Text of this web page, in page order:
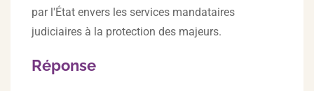
par l'État envers les services mandataires
judiciaires à la protection des majeurs.
Réponse